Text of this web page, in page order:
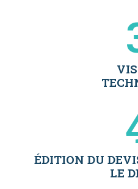
ÉDITION DU
LE